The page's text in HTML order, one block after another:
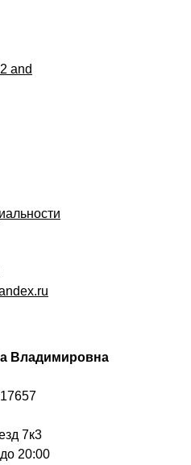
Владимировна
7к3
20:00
and